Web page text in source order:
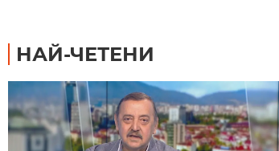
НАЙ-ЧЕТЕНИ